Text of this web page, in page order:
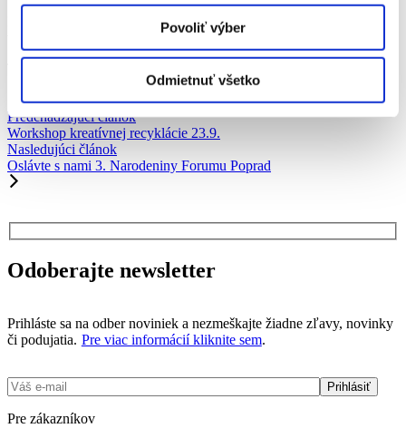
Povoliť výber
Odmietnuť všetko
Príďte sa zabaviť, vyskúšať niečo nové a otestovať schopnosti
Predchádzajúci článok
Workshop kreatívnej recyklácie 23.9.
Nasledujúci článok
Oslávte s nami 3. Narodeniny Forumu Poprad
Odoberajte newsletter
Prihláste sa na odber noviniek a nezmeškajte žiadne zľavy, novinky
či podujatia. Pre viac informácií kliknite sem.
Pre zákazníkov